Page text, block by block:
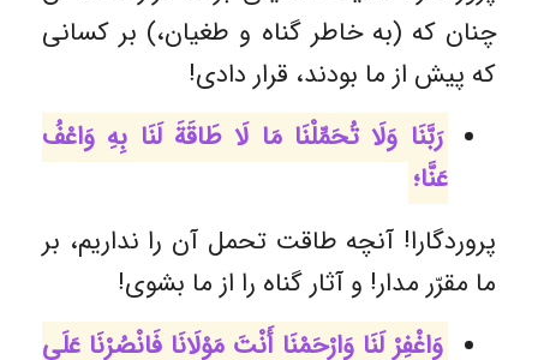
چنان که (به خاطر گناه و طغیان،) بر کسانی
که پیش از ما بودند، قرار دادی!
رَبَّنَا وَلَا تُحَمِّلْنَا مَا لَا طَاقَةَ لَنَا بِهِ وَاعْفُ
عَنَّا؛
پروردگارا! آنچه طاقت تحمل آن را نداریم، بر
ما مقرّر مدار! و آثار گناه را از ما بشوی!
وَاغْفِرْ لَنَا وَارْحَمْنَا أَنْتَ مَوْلَانَا فَانْصُرْنَا عَلَى